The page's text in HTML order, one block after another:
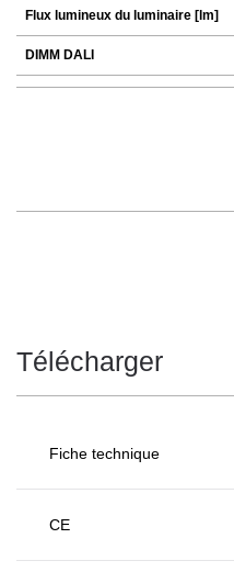
Flux lumineux du luminaire [lm]
DIMM DALI
Télécharger
Fiche technique
CE